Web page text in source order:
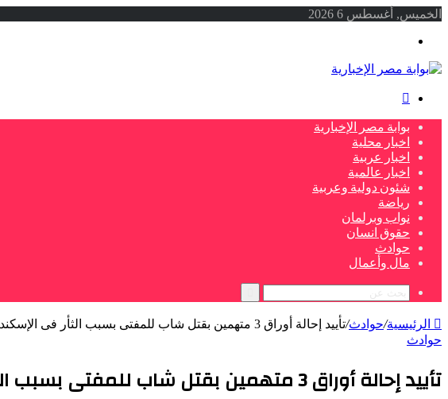
الخميس, أغسطس 6 2026
بوابة مصر الإخبارية
اخبار محلية
اخبار عربية
اخبار عالمية
شئون دولية وعربية
رياضة
نواب وبرلمان
حقوق انسان
حوادث
مال وأعمال
بحث
الرئيسية/حوادث/تأييد إحالة أوراق 3 متهمين بقتل شاب للمفتى بسبب الثأر فى الإسكندرية
حوادث
تأييد إحالة أوراق 3 متهمين بقتل شاب للمفتى بسبب الثأر فى الإسكندرية